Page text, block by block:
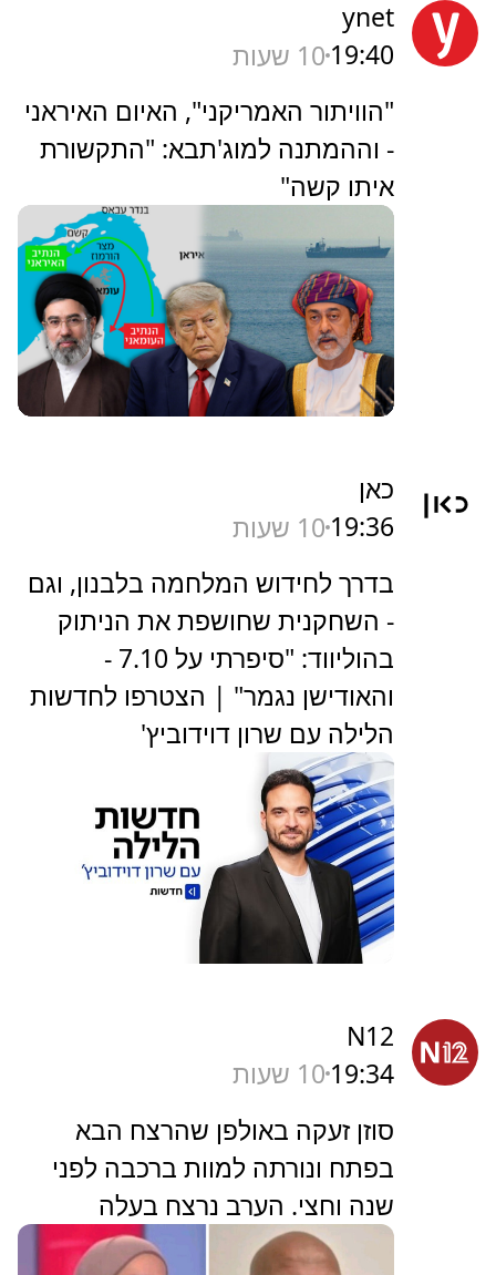
ynet
19:40 10 שעות
"הוויתור האמריקני", האיום האיראני
- וההמתנה למוג'תבא: "התקשורת
איתו קשה"
כאן
19:36 10 שעות
בדרך לחידוש המלחמה בלבנון, וגם
- השחקנית שחושפת את הניתוק
בהוליווד: "סיפרתי על 7.10 -
והאודישן נגמר" | הצטרפו לחדשות
הלילה עם שרון דוידוביץ'
N12
19:34 10 שעות
סוזן זעקה באולפן שהרצח הבא
בפתח ונורתה למוות ברכבה לפני
שנה וחצי. הערב נרצח בעלה